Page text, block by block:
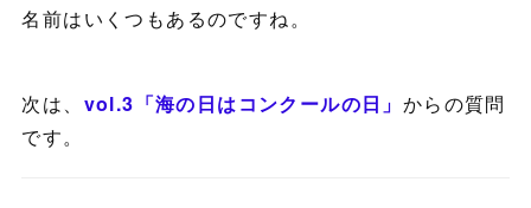
名前はいくつもあるのですね。
次は、 vol.3「海の日はコンクールの日」 からの質問
です。